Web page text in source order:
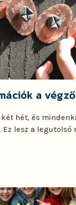
a
hét, és
lesz a legutolsó